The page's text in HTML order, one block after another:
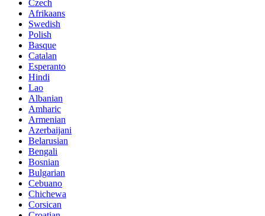
Czech
Afrikaans
Swedish
Polish
Basque
Catalan
Esperanto
Hindi
Lao
Albanian
Amharic
Armenian
Azerbaijani
Belarusian
Bengali
Bosnian
Bulgarian
Cebuano
Chichewa
Corsican